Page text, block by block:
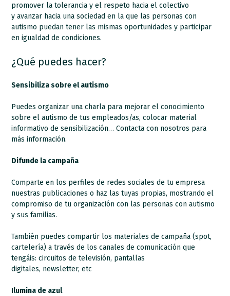
promover la tolerancia y el respeto hacia el colectivo
y avanzar hacia una sociedad en la que las personas con
autismo puedan tener las mismas oportunidades y participar
en igualdad de condiciones.
¿Qué puedes hacer?
Sensibiliza sobre el autismo
Puedes organizar una charla para mejorar el conocimiento
sobre el autismo de tus empleados/as, colocar material
informativo de sensibilización… Contacta con nosotros para
más información.
Difunde la campaña
Comparte en los perfiles de redes sociales de tu empresa
nuestras publicaciones o haz las tuyas propias, mostrando el
compromiso de tu organización con las personas con autismo
y sus familias.
También puedes compartir los materiales de campaña (spot,
cartelería) a través de los canales de comunicación que
tengáis: circuitos de televisión, pantallas
digitales, newsletter, etc
Ilumina de azul